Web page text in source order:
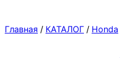
Главная / КАТАЛОГ / Honda